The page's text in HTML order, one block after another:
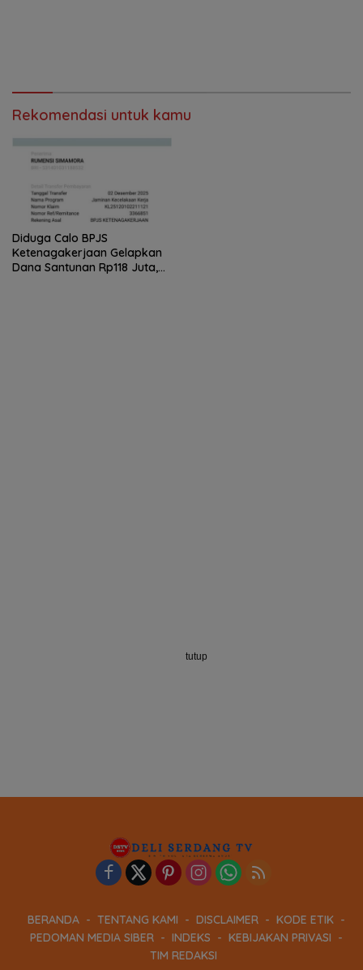
Rekomendasi untuk kamu
Diduga Calo BPJS
Ketenagakerjaan Gelapkan
Dana Santunan Rp118 Juta,
BERANDA TENTANG KAMI DISCLAIMER
KODE ETIK
PEDOMAN MEDIA SIBER
INDEKS
KEBIJAKAN PRIVASI
TIM REDAKSI
tutup